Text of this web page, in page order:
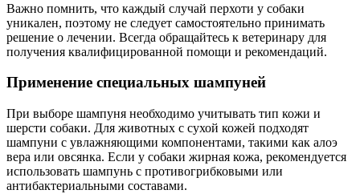
Важно помнить, что каждый случай перхоти у собаки
уникален, поэтому не следует самостоятельно принимать
решение о лечении. Всегда обращайтесь к ветеринару для
получения квалифицированной помощи и рекомендаций.
Применение специальных шампуней
При выборе шампуня необходимо учитывать тип кожи и
шерсти собаки. Для животных с сухой кожей подходят
шампуни с увлажняющими компонентами, такими как алоэ
вера или овсянка. Если у собаки жирная кожа, рекомендуется
использовать шампунь с противогрибковыми или
антибактериальными составами.